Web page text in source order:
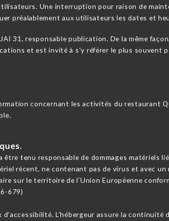
Une interruption pour raison de
préalablement aux utilisateurs les dates et
31, responsable publication. De la même
et est invité à s'y référer le plus souvent
concernant les activités du restaurant
tenu responsable de dommages matériels
récent, ne contenant pas de virus et avec
sur le territoire de l’Union Européenne
679)
L’hébergeur assure la continuité